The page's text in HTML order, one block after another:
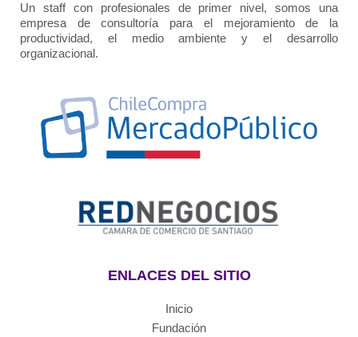
Un staff con profesionales de primer nivel, somos una
empresa de consultoría para el mejoramiento de la
productividad, el medio ambiente y el desarrollo
organizacional.
ENLACES DEL SITIO
Inicio
Fundación